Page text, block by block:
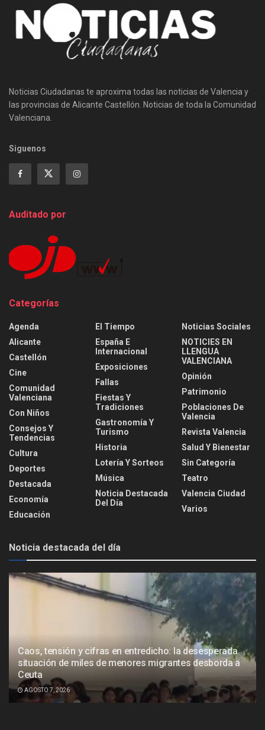
Noticias Ciudadanas te aproxima todas las noticias de Valencia y
las provincias de Alicante Castellón. Noticias de toda la Comunidad
Valenciana.
Siguenos
Auditado por
Categorías
Agenda
Alicante
Castellón
Cine
Comunidad
Valenciana
Con Niños
Consejos Y
Tendencias
Cultura
Deportes
Destacada
Economía
Educación
El Tiempo
España E
Internacional
Exposiciones
Fallas
Fiestas Y
Tradiciones
Gastronomía Y
Turismo
Historia
Lotería Y Sorteos
Música
Noticia Destacada
Del Día
Noticias Sociales
NOTICIES EN
LLENGUA
VALENCIANA
Opinión
Patrimonio
Poblaciones De
Valencia
Revista Valencia
Salud Y Bienestar
Sin Categoría
Teatro
Valencia Ciudad
Varios
Noticia destacada del día
Caos, tensión y cifras en entredicho: la desesperada
situación de miles de menores migrantes desborda a
Ceuta
AGOSTO 7, 2026